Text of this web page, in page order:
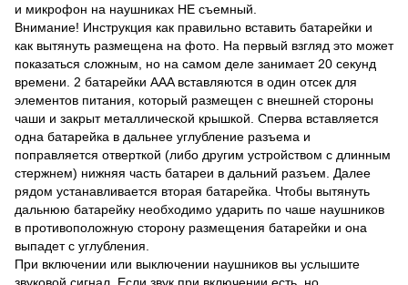
и микрофон на наушниках НЕ съемный.
Внимание! Инструкция как правильно вставить батарейки и
как вытянуть размещена на фото. На первый взгляд это может
показаться сложным, но на самом деле занимает 20 секунд
времени. 2 батарейки AAA вставляются в один отсек для
элементов питания, который размещен с внешней стороны
чаши и закрыт металлической крышкой. Сперва вставляется
одна батарейка в дальнее углубление разъема и
поправляется отверткой (либо другим устройством с длинным
стержнем) нижняя часть батареи в дальний разъем. Далее
рядом устанавливается вторая батарейка. Чтобы вытянуть
дальнюю батарейку необходимо ударить по чаше наушников
в противоположную сторону размещения батарейки и она
выпадет с углубления.
При включении или выключении наушников вы услышите
звуковой сигнал. Если звук при включении есть, но